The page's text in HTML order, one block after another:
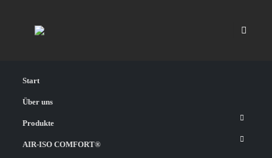
Start
Über uns
Produkte
AIR-ISO COMFORT®